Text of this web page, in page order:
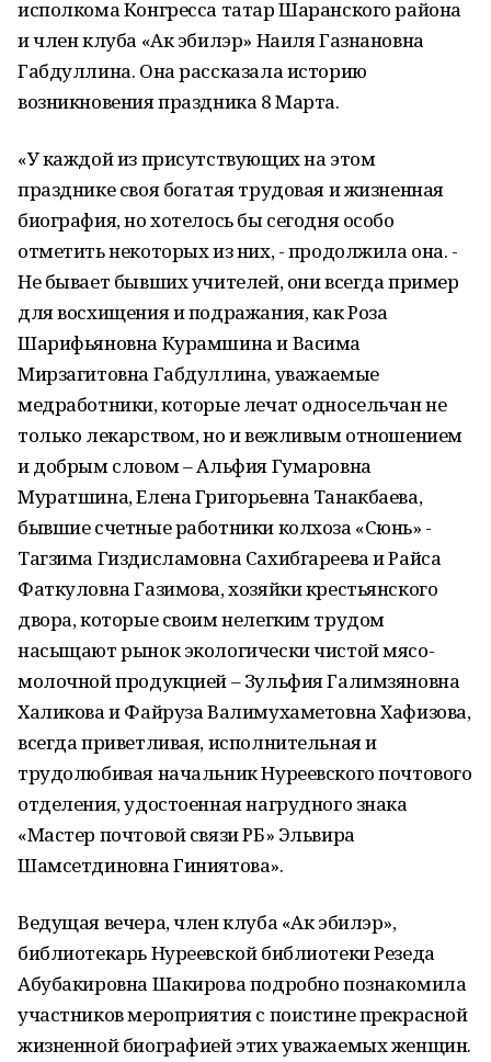
исполкома Конгресса татар Шаранского района
и член клуба «Ак эбилэр» Наиля Газнановна
Габдуллина. Она рассказала историю
возникновения праздника 8 Марта.
«У каждой из присутствующих на этом
празднике своя богатая трудовая и жизненная
биография, но хотелось бы сегодня особо
отметить некоторых из них, - продолжила она. -
Не бывает бывших учителей, они всегда пример
для восхищения и подражания, как Роза
Шарифьяновна Курамшина и Васима
Мирзагитовна Габдуллина, уважаемые
медработники, которые лечат односельчан не
только лекарством, но и вежливым отношением
и добрым словом – Альфия Гумаровна
Муратшина, Елена Григорьевна Танакбаева,
бывшие счетные работники колхоза «Сюнь» -
Тагзима Гиздисламовна Сахибгареева и Райса
Фаткуловна Газимова, хозяйки крестьянского
двора, которые своим нелегким трудом
насыщают рынок экологически чистой мясо-
молочной продукцией – Зульфия Галимзяновна
Халикова и Файруза Валимухаметовна Хафизова,
всегда приветливая, исполнительная и
трудолюбивая начальник Нуреевского почтового
отделения, удостоенная нагрудного знака
«Мастер почтовой связи РБ» Эльвира
Шамсетдиновна Гиниятова».
Ведущая вечера, член клуба «Ак эбилэр»,
библиотекарь Нуреевской библиотеки Резеда
Абубакировна Шакирова подробно познакомила
участников мероприятия с поистине прекрасной
жизненной биографией этих уважаемых женщин.